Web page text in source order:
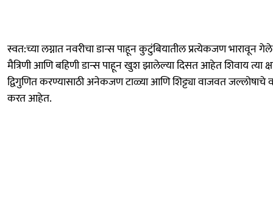
स्वत:च्या लग्नात नवरीचा डान्स पाहून कुटुंबियातील प्रत्येकजण भारावून
मैत्रिणी आणि बहिणी डान्स पाहून खुश झालेल्या दिसत आहेत शिवाय त्या
द्विगुणित करण्यासाठी अनेकजण टाळ्या आणि शिट्ट्या वाजवत जल्लोषाचे
करत आहेत.